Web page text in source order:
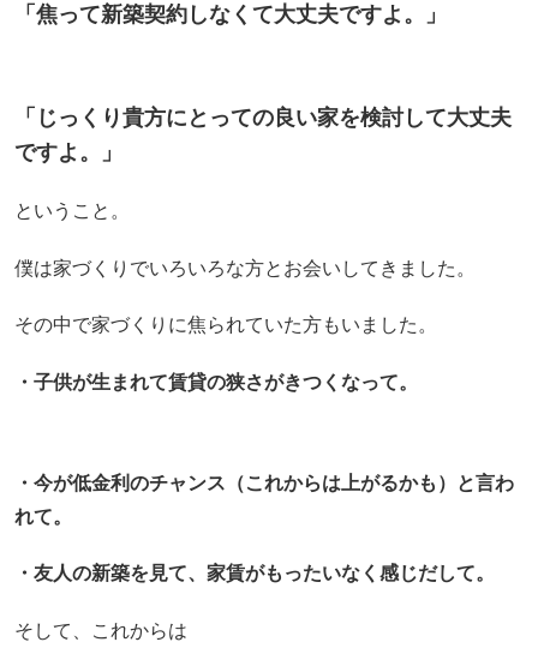
「焦って新築契約しなくて大丈夫ですよ。」
「じっくり貴方にとっての良い家を検討して大丈夫
ですよ。」
ということ。
僕は家づくりでいろいろな方とお会いしてきました。
その中で家づくりに焦られていた方もいました。
・子供が生まれて賃貸の狭さがきつくなって。
・今が低金利のチャンス（これからは上がるかも）と言わ
れて。
・友人の新築を見て、家賃がもったいなく感じだして。
そして、これからは